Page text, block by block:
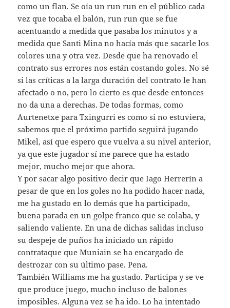
como un flan. Se oía un run run en el público cada
vez que tocaba el balón, run run que se fue
acentuando a medida que pasaba los minutos y a
medida que Santi Mina no hacía más que sacarle los
colores una y otra vez. Desde que ha renovado el
contrato sus errores nos están costando goles. No sé
si las críticas a la larga duración del contrato le han
afectado o no, pero lo cierto es que desde entonces
no da una a derechas. De todas formas, como
Aurtenetxe para Txingurri es como si no estuviera,
sabemos que el próximo partido seguirá jugando
Mikel, así que espero que vuelva a su nivel anterior,
ya que este jugador sí me parece que ha estado
mejor, mucho mejor que ahora.
Y por sacar algo positivo decir que Iago Herrerín a
pesar de que en los goles no ha podido hacer nada,
me ha gustado en lo demás que ha participado,
buena parada en un golpe franco que se colaba, y
saliendo valiente. En una de dichas salidas incluso
su despeje de puños ha iniciado un rápido
contrataque que Muniain se ha encargado de
destrozar con su último pase. Pena.
También Williams me ha gustado. Participa y se ve
que produce juego, mucho incluso de balones
imposibles. Alguna vez se ha ido. Lo ha intentado